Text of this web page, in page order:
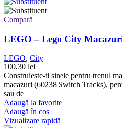
Compară
LEGO – Lego City
LEGO, City
100,30 lei
Construieste-ti sinele pentru trenul
macazuri (60238 Switch Tracks),
sau de
Adaugă la favorite
Adaugă în coș
Vizualizare rapidă